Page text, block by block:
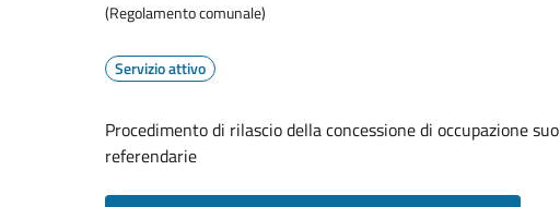
(Regolamento comunale)
Servizio attivo
Procedimento di rilascio della concessione di occupazione
referendarie